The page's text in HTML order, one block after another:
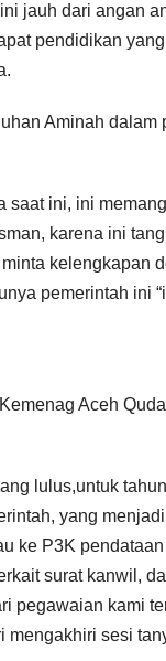
jauh dari angan
pendidikan
Aminah
ini, ini
karena ini
kelengkapan
pemerintah ini
Aceh
lulus,untuk
yang
ke P3K
surat kanwil,
pegawaian kami
sesi